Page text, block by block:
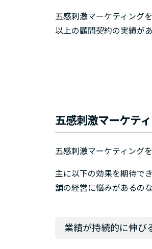
五感刺激マーケティング
以上の顧問契約の実績が
五感刺激マーケテ
五感刺激マーケティング
主に以下の効果を期待で
舗の経営に悩みがあるの
業績が持続的に伸び